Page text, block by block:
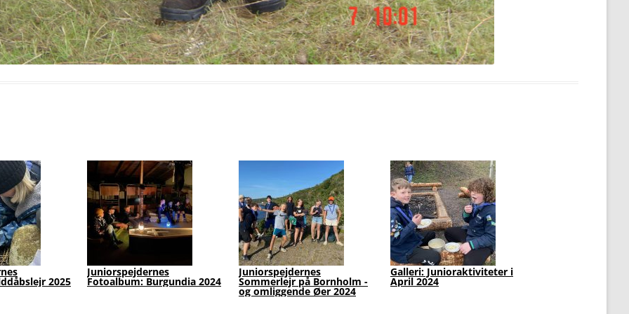
Familiedag med
FamilieSpejd
Galleri: Nord-Syd-Øst-Vest -
Juniorflokken læser Kort
bedst
Galleri: Juniorerne Tilbereder
og Smager på Årstidens
Grønt
FamilieSpejd går 5 km
Påsketur